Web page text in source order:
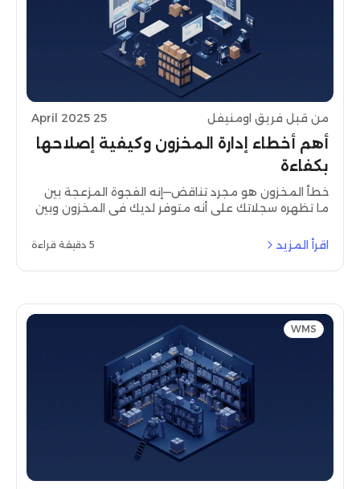
من قبل فريق اومنيفل
أهم أخطاء إدارة المخزون وكيفية إصلاحها
بكفاءة
خطأ المخزون هو مجرد تناقض—إنه الفجوة المزعجة بين
ما تظهره سجلاتك على أنه متوفر لديك في المخزون وبين
جاهزًا للشحن. تخيل أنك تعتقد أن لديك 100 قطعة من
منتجك الأكثر مبيعًا، فقط لتكتشف عند وصول طلب كبير
أنه لا يوجد لديك سوى 85 قطعة. هذا، ببساطة، هو خطأ
اقرأ المزيد
WMS